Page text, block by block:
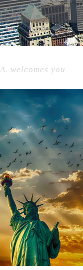
welcomes you